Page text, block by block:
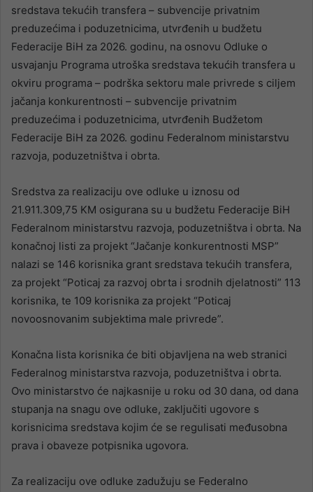
sredstava tekućih transfera – subvencije privatnim
preduzećima i poduzetnicima, utvrđenih u budžetu
Federacije BiH za 2026. godinu, na osnovu Odluke o
usvajanju Programa utroška sredstava tekućih transfera u
okviru programa – podrška sektoru male privrede s ciljem
jačanja konkurentnosti – subvencije privatnim
preduzećima i poduzetnicima, utvrđenih Budžetom
Federacije BiH za 2026. godinu Federalnom ministarstvu
razvoja, poduzetništva i obrta.
Sredstva za realizaciju ove odluke u iznosu od
21.911.309,75 KM osigurana su u budžetu Federacije BiH
Federalnom ministarstvu razvoja, poduzetništva i obrta. Na
konačnoj listi za projekt “Jačanje konkurentnosti MSP”
nalazi se 146 korisnika grant sredstava tekućih transfera,
za projekt “Poticaj za razvoj obrta i srodnih djelatnosti” 113
korisnika, te 109 korisnika za projekt “Poticaj
novoosnovanim subjektima male privrede”.
Konačna lista korisnika će biti objavljena na web stranici
Federalnog ministarstva razvoja, poduzetništva i obrta.
Ovo ministarstvo će najkasnije u roku od 30 dana, od dana
stupanja na snagu ove odluke, zaključiti ugovore s
korisnicima sredstava kojim će se regulisati međusobna
prava i obaveze potpisnika ugovora.
Za realizaciju ove odluke zadužuju se Federalno